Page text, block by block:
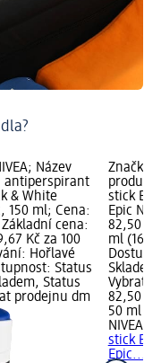
Název
antiperspirant
& White
150 ml; Cena:
cena:
Kč za 100
Hořlavé
Status
Status
prodejnu dm
Značka:
stick
Epic
82,50
ml
Vybrat
82,50 Kč
50 ml
NIVEA
stick
Epic...,